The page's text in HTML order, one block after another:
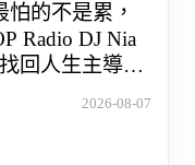
怕的不是累，
Radio DJ Nia
回人生主導權
2026-08-07